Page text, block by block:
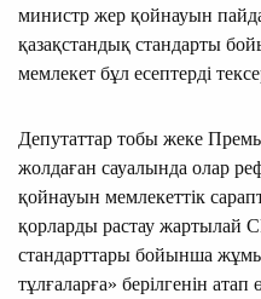
министр жер қойнауын
қазақстандық стандарты
мемлекет бұл есептерді
Депутаттар тобы жеке
жолдаған сауалында олар
қойнауын мемлекеттік
қорларды растау жартылай
стандарттары бойынша
тұлғаларға» берілгенін атап